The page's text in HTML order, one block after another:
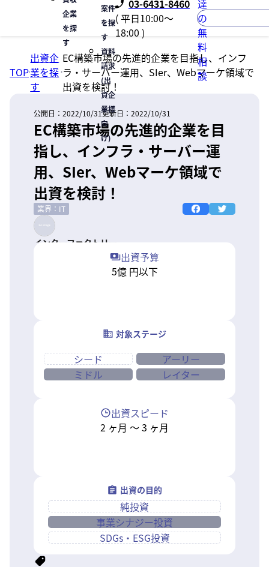
企業
を探
す
案件
を探
す
資料
請求
(出
資企
業様
向
け)
03-6431-8460
( 平日10:00〜
18:00 )
達
の
無
料
相
談
TOP
出資企
業を探
す
EC構築市場の先進的企業を目指し、インフ
ラ・サーバー運用、SIer、Webマーケ領域で
出資を検討！
公開日： 2022/10/31更新日： 2022/10/31
EC構築市場の先進的企業を目
指し、インフラ・サーバー運
用、SIer、Webマーケ領域で
出資を検討！
業界：IT
インターファクトリー
出資予算
5億 円以下
対象ステージ
シード
アーリー
ミドル
レイター
出資スピード
2 ヶ月 〜3 ヶ月
出資の目的
純投資
事業シナジー投資
SDGs・ESG投資